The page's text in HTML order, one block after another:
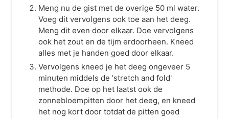
Meng nu de gist met de overige 50 ml water.
Voeg dit vervolgens ook toe aan het deeg.
Meng dit even door elkaar. Doe vervolgens
ook het zout en de tijm erdoorheen. Kneed
alles met je handen goed door elkaar.
Vervolgens kneed je het deeg ongeveer 5
minuten middels de 'stretch and fold'
methode. Doe op het laatst ook de
zonnebloempitten door het deeg, en kneed
het nog kort door totdat de pitten goed